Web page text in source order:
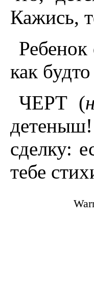
Кажись,
Ребенок
как
ЧЕРТ (
сделку:
тебе